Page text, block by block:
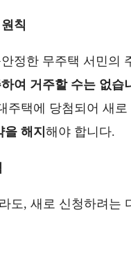
칙
정한 무주택 서민의
여 거주할 수는 없습
주택에 당첨되어 새
해지 해야 합니다.
도, 새로 신청하려는